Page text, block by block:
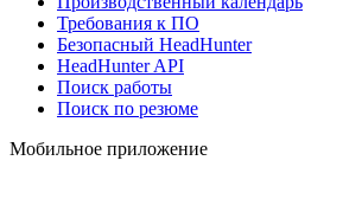
Требования к ПО
Безопасный HeadHunter
HeadHunter API
Поиск работы
Поиск по резюме
Мобильное приложение